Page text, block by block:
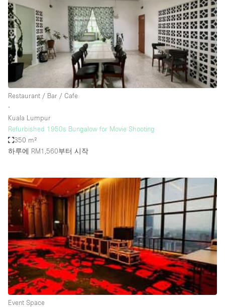
Photo
Shooting
Conference Meeting Office Shop Share
공간 유형
Advertisement Space
Art Gallery
Atelier / Workshop Studio
Boat
Boutique / Shop
Conference Room
Container
Creative Space
Event Space
Fair / Festival
Hall
Restaurant / Bar / Cafe
∙
Kuala Lumpur
Refurbished 1950s Bungalow for Movie Shooting
350 m²
하루에 RM1,560부터 시작
Event Space